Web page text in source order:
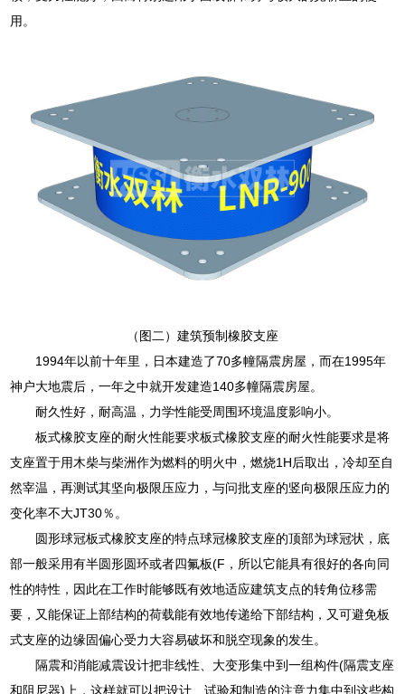
用。
（图二）建筑预制橡胶支座
1994年以前十年里，日本建造了70多幢隔震房屋，而在1995年
神户大地震后，一年之中就开发建造140多幢隔震房屋。
耐久性好，耐高温，力学性能受周围环境温度影响小。
板式橡胶支座的耐火性能要求板式橡胶支座的耐火性能要求是将
支座置于用木柴与柴洲作为燃料的明火中，燃烧1H后取出，冷却至自
然宰温，再测试其坚向极限压应力，与问批支座的竖向极限压应力的
变化率不大JT30％。
圆形球冠板式橡胶支座的特点球冠橡胶支座的顶部为球冠状，底
部一般采用有半圆形圆环或者四氟板(F，所以它能具有很好的各向同
性的特性，因此在工作时能够既有效地适应建筑支点的转角位移需
要，又能保证上部结构的荷载能有效地传递给下部结构，又可避免板
式支座的边缘固偏心受力大容易破坏和脱空现象的发生。
隔震和消能减震设计把非线性、大变形集中到一组构件(隔震支座
和阻尼器)上，这样就可以把设计、试验和制造的注意力集中到这些构